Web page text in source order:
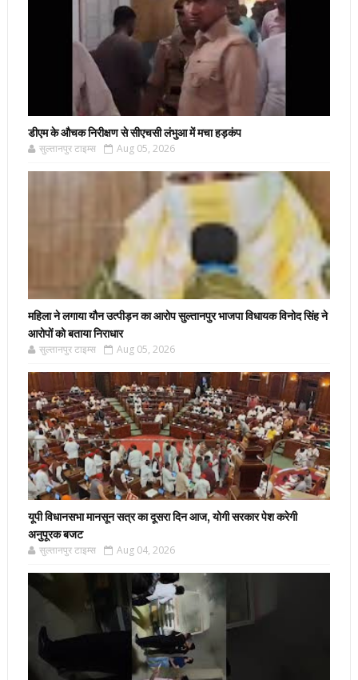
डीएम के औचक निरीक्षण से सीएचसी लंभुआ में मचा हड़कंप
सुल्तानपुर टाइम्स Aug 05, 2026
महिला ने लगाया यौन उत्पीड़न का आरोप सुल्तानपुर भाजपा विधायक विनोद सिंह ने
आरोपों को बताया निराधार
सुल्तानपुर टाइम्स Aug 05, 2026
यूपी विधानसभा मानसून सत्र का दूसरा दिन आज, योगी सरकार पेश करेगी
अनुपूरक बजट
सुल्तानपुर टाइम्स Aug 04, 2026